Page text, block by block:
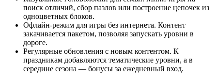
поиск отличий, сбор пазлов или построение цепочек из
одноцветных блоков.
Офлайн-режим для игры без интернета. Контент
закачивается пакетом, позволяя запускать уровни в
дороге.
Регулярные обновления с новым контентом. К
праздникам добавляются тематические уровни, а в
середине сезона — бонусы за ежедневный вход.